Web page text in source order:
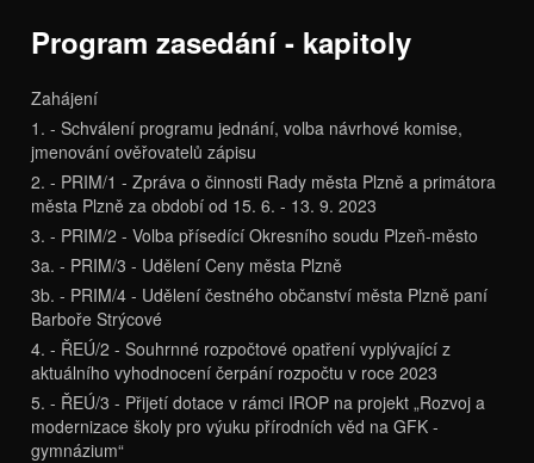
Program zasedání - kapitoly
Zahájení
1. - Schválení programu jednání, volba návrhové komise,
jmenování ověřovatelů zápisu
2. - PRIM/1 - Zpráva o činnosti Rady města Plzně a primátora
města Plzně za období od 15. 6. - 13. 9. 2023
3. - PRIM/2 - Volba přísedící Okresního soudu Plzeň-město
3a. - PRIM/3 - Udělení Ceny města Plzně
3b. - PRIM/4 - Udělení čestného občanství města Plzně paní
Barboře Strýcové
4. - ŘEÚ/2 - Souhrnné rozpočtové opatření vyplývající z
aktuálního vyhodnocení čerpání rozpočtu v roce 2023
5. - ŘEÚ/3 - Přijetí dotace v rámci IROP na projekt „Rozvoj a
modernizace školy pro výuku přírodních věd na GFK -
gymnázium“